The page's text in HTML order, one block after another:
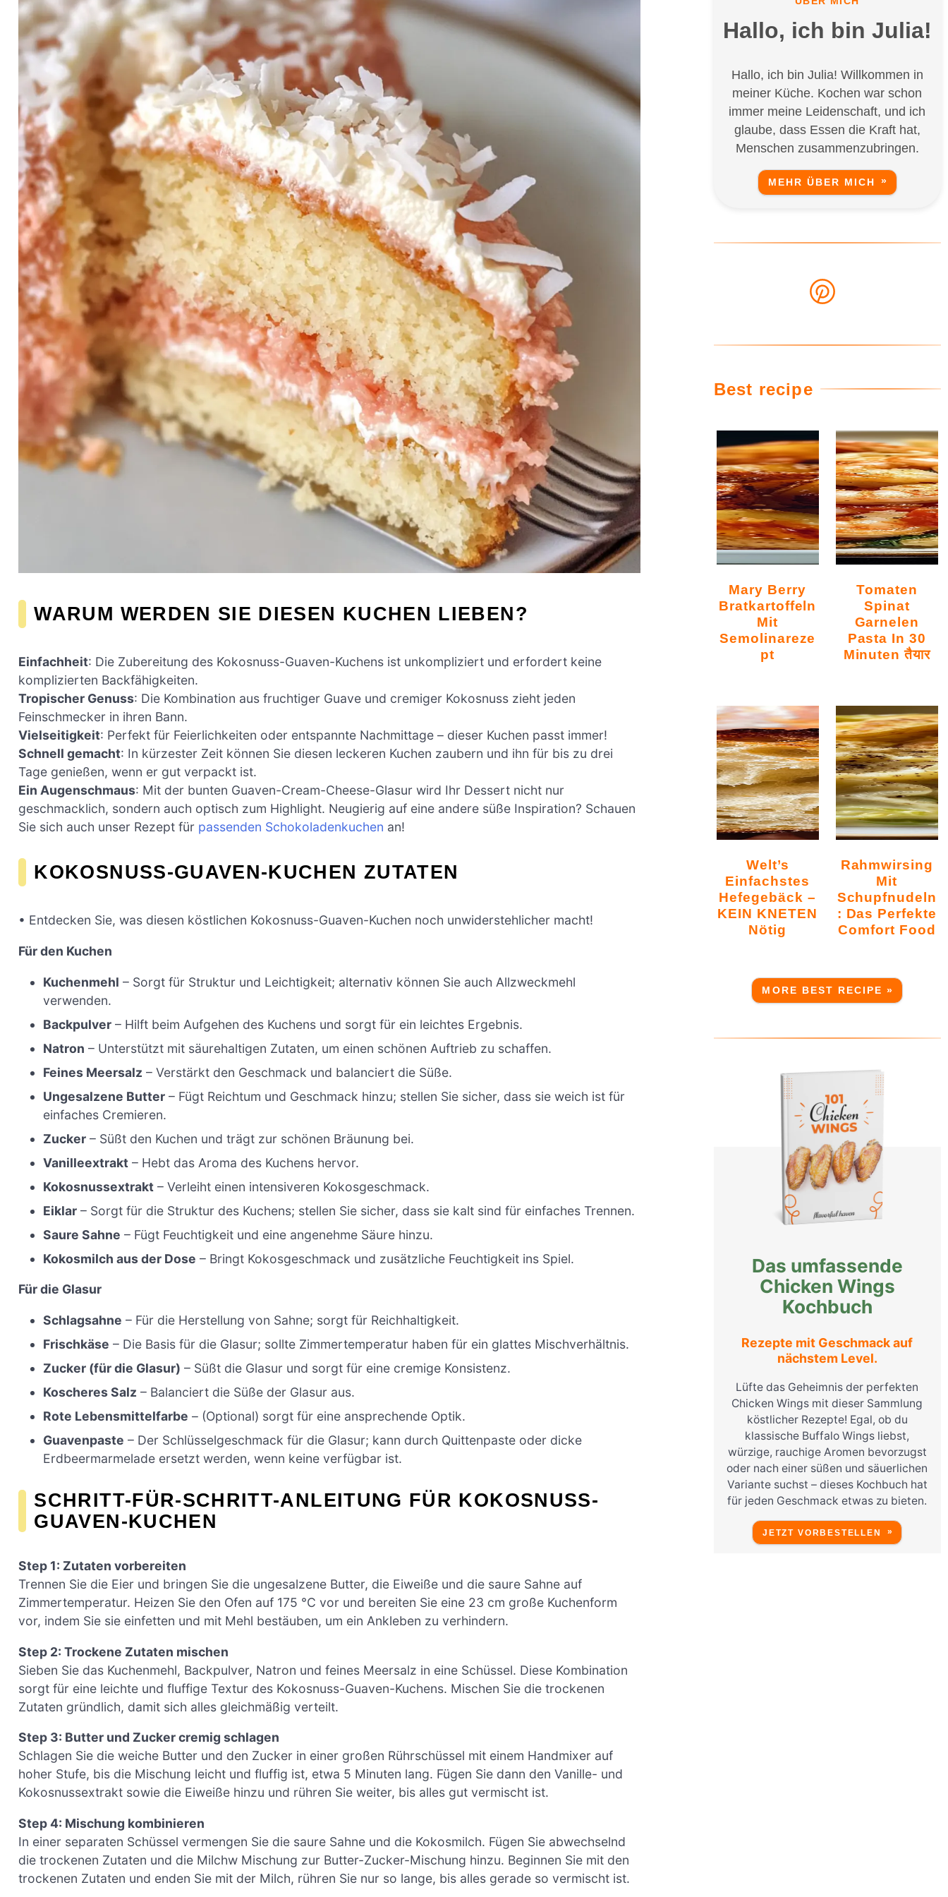
WARUM WERDEN SIE DIESEN KUCHEN LIEBEN?
Einfachheit: Die Zubereitung des Kokosnuss-Guaven-Kuchens ist unkompliziert und erfordert keine
komplizierten Backfähigkeiten.
Tropischer Genuss: Die Kombination aus fruchtiger Guave und cremiger Kokosnuss zieht jeden
Feinschmecker in ihren Bann.
Vielseitigkeit: Perfekt für Feierlichkeiten oder entspannte Nachmittage – dieser Kuchen passt immer!
Schnell gemacht: In kürzester Zeit können Sie diesen leckeren Kuchen zaubern und ihn für bis zu drei
Tage genießen, wenn er gut verpackt ist.
Ein Augenschmaus: Mit der bunten Guaven-Cream-Cheese-Glasur wird Ihr Dessert nicht nur
geschmacklich, sondern auch optisch zum Highlight. Neugierig auf eine andere süße Inspiration? Schauen
Sie sich auch unser Rezept für passenden Schokoladenkuchen an!
KOKOSNUSS-GUAVEN-KUCHEN ZUTATEN
• Entdecken Sie, was diesen köstlichen Kokosnuss-Guaven-Kuchen noch unwiderstehlicher macht!
Für den Kuchen
Kuchenmehl – Sorgt für Struktur und Leichtigkeit; alternativ können Sie auch Allzweckmehl
verwenden.
Backpulver – Hilft beim Aufgehen des Kuchens und sorgt für ein leichtes Ergebnis.
Natron – Unterstützt mit säurehaltigen Zutaten, um einen schönen Auftrieb zu schaffen.
Feines Meersalz – Verstärkt den Geschmack und balanciert die Süße.
Ungesalzene Butter – Fügt Reichtum und Geschmack hinzu; stellen Sie sicher, dass sie weich ist für
einfaches Cremieren.
Zucker – Süßt den Kuchen und trägt zur schönen Bräunung bei.
Vanilleextrakt – Hebt das Aroma des Kuchens hervor.
Kokosnussextrakt – Verleiht einen intensiveren Kokosgeschmack.
Eiklar – Sorgt für die Struktur des Kuchens; stellen Sie sicher, dass sie kalt sind für einfaches Trennen.
Saure Sahne – Fügt Feuchtigkeit und eine angenehme Säure hinzu.
Kokosmilch aus der Dose – Bringt Kokosgeschmack und zusätzliche Feuchtigkeit ins Spiel.
Für die Glasur
Schlagsahne – Für die Herstellung von Sahne; sorgt für Reichhaltigkeit.
Frischkäse – Die Basis für die Glasur; sollte Zimmertemperatur haben für ein glattes Mischverhältnis.
Zucker (für die Glasur) – Süßt die Glasur und sorgt für eine cremige Konsistenz.
Koscheres Salz – Balanciert die Süße der Glasur aus.
Rote Lebensmittelfarbe – (Optional) sorgt für eine ansprechende Optik.
Guavenpaste – Der Schlüsselgeschmack für die Glasur; kann durch Quittenpaste oder dicke
Erdbeermarmelade ersetzt werden, wenn keine verfügbar ist.
SCHRITT-FÜR-SCHRITT-ANLEITUNG FÜR KOKOSNUSS-
GUAVEN-KUCHEN
Step 1: Zutaten vorbereiten
Trennen Sie die Eier und bringen Sie die ungesalzene Butter, die Eiweiße und die saure Sahne auf
Zimmertemperatur. Heizen Sie den Ofen auf 175 °C vor und bereiten Sie eine 23 cm große Kuchenform
vor, indem Sie sie einfetten und mit Mehl bestäuben, um ein Ankleben zu verhindern.
Step 2: Trockene Zutaten mischen
Sieben Sie das Kuchenmehl, Backpulver, Natron und feines Meersalz in eine Schüssel. Diese Kombination
sorgt für eine leichte und fluffige Textur des Kokosnuss-Guaven-Kuchens. Mischen Sie die trockenen
Zutaten gründlich, damit sich alles gleichmäßig verteilt.
Step 3: Butter und Zucker cremig schlagen
Schlagen Sie die weiche Butter und den Zucker in einer großen Rührschüssel mit einem Handmixer auf
hoher Stufe, bis die Mischung leicht und fluffig ist, etwa 5 Minuten lang. Fügen Sie dann den Vanille- und
Kokosnussextrakt sowie die Eiweiße hinzu und rühren Sie weiter, bis alles gut vermischt ist.
Step 4: Mischung kombinieren
In einer separaten Schüssel vermengen Sie die saure Sahne und die Kokosmilch. Fügen Sie abwechselnd
die trockenen Zutaten und die Milchw Mischung zur Butter-Zucker-Mischung hinzu. Beginnen Sie mit den
trockenen Zutaten und enden Sie mit der Milch, rühren Sie nur so lange, bis alles gerade so vermischt ist.
Hallo, ich bin Julia!
Hallo, ich bin Julia! Willkommen in
meiner Küche. Kochen war schon
immer meine Leidenschaft, und ich
glaube, dass Essen die Kraft hat,
Menschen zusammenzubringen.
MEHR ÜBER MICH
Best recipe
Mary Berry
Bratkartoffeln
Mit
Semolinareze
Pt
Tomaten
Spinat
Garnelen
Pasta In 30
Minuten तैयार
Welt’s
Einfachstes
Hefegebäck –
KEIN KNETEN
Nötig
Rahmwirsing
Mit
Schupfnudeln
: Das Perfekte
Comfort Food
MORE BEST RECIPE »
Das umfassende
Chicken Wings
Kochbuch
Rezepte mit Geschmack auf
nächstem Level.
Lüfte das Geheimnis der perfekten
Chicken Wings mit dieser Sammlung
köstlicher Rezepte! Egal, ob du
klassische Buffalo Wings liebst,
würzige, rauchige Aromen bevorzugst
oder nach einer süßen und säuerlichen
Variante suchst – dieses Kochbuch hat
für jeden Geschmack etwas zu bieten.
JETZT VORBESTELLEN